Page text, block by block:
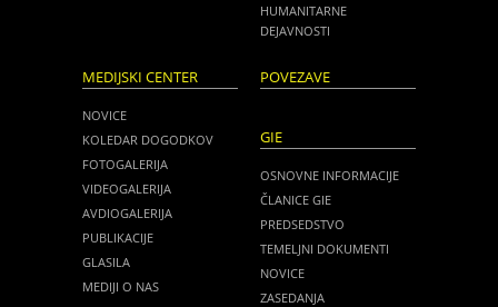
HUMANITARNE
DEJAVNOSTI
MEDIJSKI CENTER
NOVICE
KOLEDAR DOGODKOV
FOTOGALERIJA
VIDEOGALERIJA
AVDIOGALERIJA
PUBLIKACIJE
GLASILA
MEDIJI O NAS
POVEZAVE
GIE
OSNOVNE INFORMACIJE
ČLANICE GIE
PREDSEDSTVO
TEMELJNI DOKUMENTI
NOVICE
ZASEDANJA